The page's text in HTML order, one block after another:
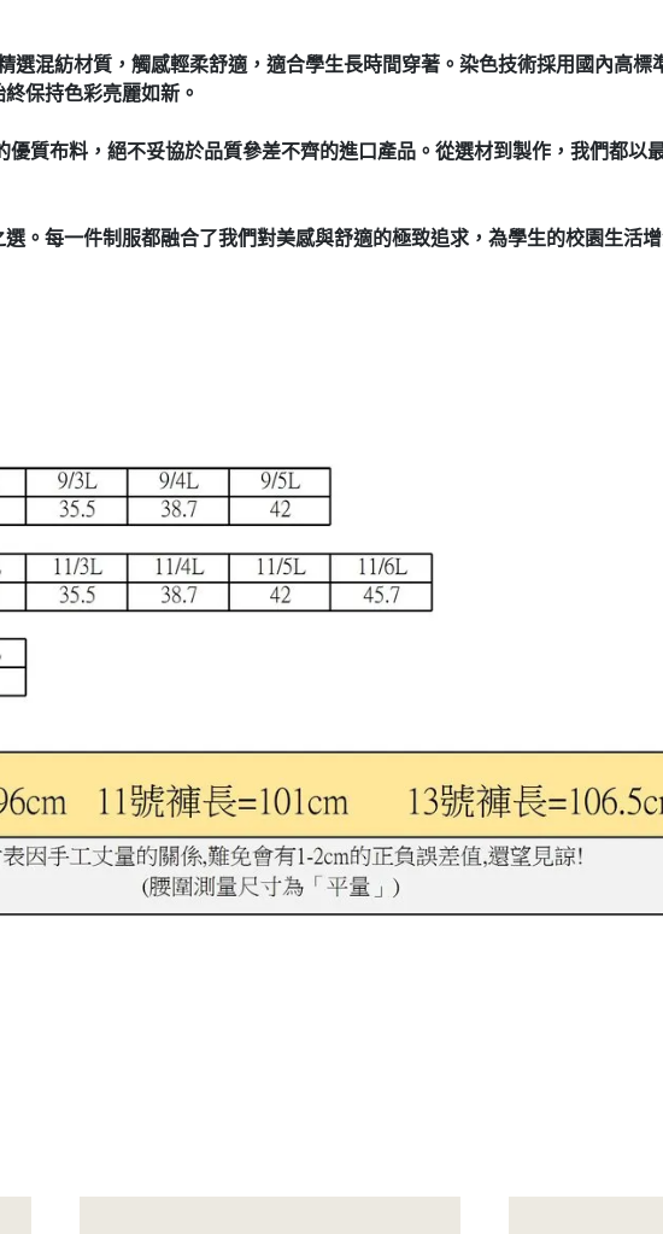
選混紡材質，觸感輕柔舒適，適合學生長時間穿著。染色技術採用國內高標
保持色彩亮麗如新。
質布料，絕不妥協於品質參差不齊的進口產品。從選材到製作，我們都以
。每一件制服都融合了我們對美感與舒適的極致追求，為學生的校園生活增